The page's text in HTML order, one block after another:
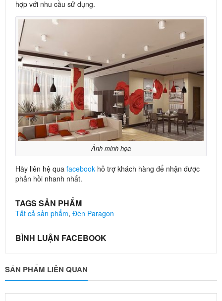
hợp với nhu cầu sử dụng.
Ảnh minh họa
Hãy liên hệ qua facebook hỗ trợ khách hàng để nhận được
phản hồi nhanh nhất.
TAGS SẢN PHẨM
Tất cả sản phẩm, Đèn Paragon
BÌNH LUẬN FACEBOOK
SẢN PHẨM LIÊN QUAN